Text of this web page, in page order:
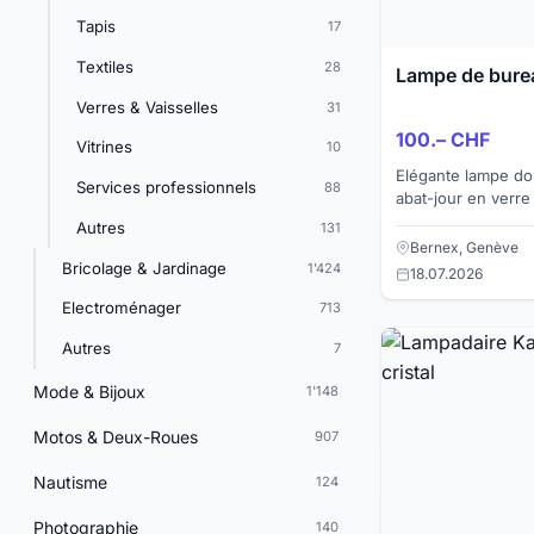
Tapis 17
Textiles 28
Verres & Vaisselles 31
Vitrines 10
Services professionnels 88
Autres 131
Bricolage & Jardinage 1'424
Electroménager 713
Autres 7
Mode & Bijoux 1'148
Motos & Deux-Roues 907
Nautisme 124
Photographie 140
Lampe de
100.– CHF
Elégante lampe
abat-jour en
Éclairage : 2
Bernex, Genève
18.07.2026